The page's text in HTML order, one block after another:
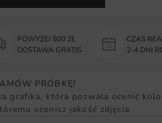
POWYŻEJ 500 ZŁ
DOSTAWA GRATIS
CZAS
2-4 DNI
PRÓBKĘ!
grafika, która pozwala ocenić
ocenisz jakość zdjęcia.